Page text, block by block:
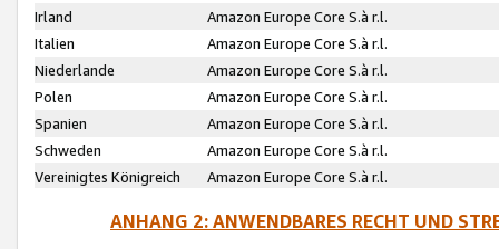
Irland
Amazon Europe Core S.à r.l.
Italien
Amazon Europe Core S.à r.l.
Niederlande
Amazon Europe Core S.à r.l.
Polen
Amazon Europe Core S.à r.l.
Spanien
Amazon Europe Core S.à r.l.
Schweden
Amazon Europe Core S.à r.l.
Vereinigtes Königreich
Amazon Europe Core S.à r.l.
ANHANG 2: ANWENDBARES RECHT UND